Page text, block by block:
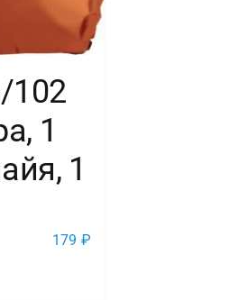
102
1
1
179 ₽